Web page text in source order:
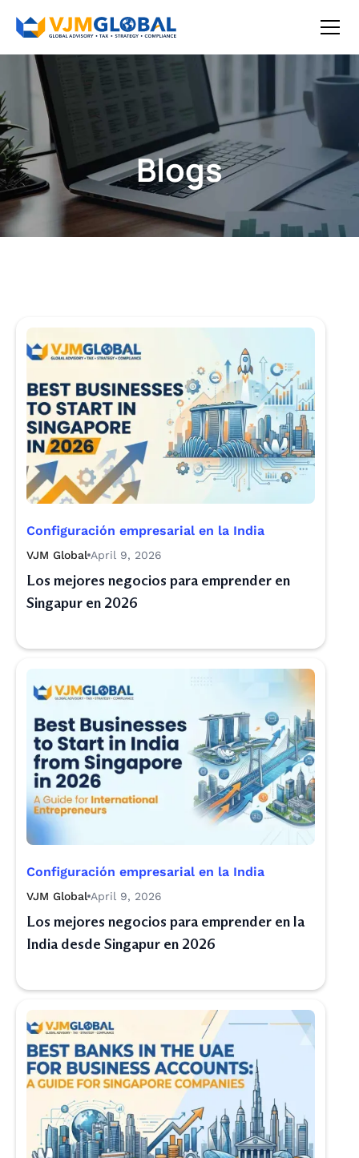
Blogs
Configuración empresarial en la India
VJM Global April 9, 2026
Los mejores negocios para emprender en
Singapur en 2026
Configuración empresarial en la India
VJM Global April 9, 2026
Los mejores negocios para emprender en la
India desde Singapur en 2026